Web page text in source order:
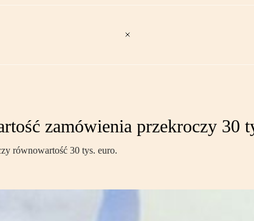
zamówienia przekroczy 30
równowartość 30 tys. euro.